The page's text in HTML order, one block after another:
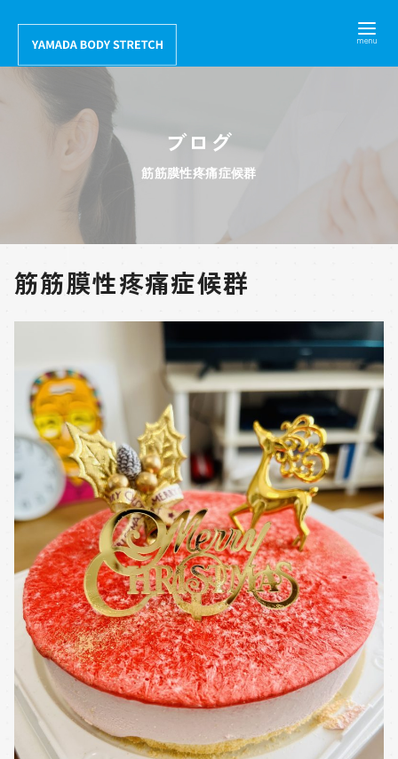
テ
ブログ
筋筋膜性疼痛症候群
筋筋膜性疼痛症候群